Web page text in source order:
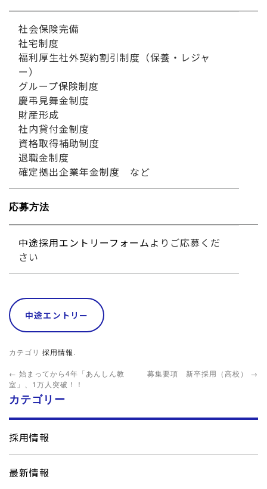
社会保険完備
社宅制度
福利厚生社外契約割引制度（保養・レジャ
ー）
グループ保険制度
慶弔見舞金制度
財産形成
社内貸付金制度
資格取得補助制度
退職金制度
確定拠出企業年金制度 など
応募方法
中途採用エントリーフォームよりご応募くだ
さい
中途エントリー
カテゴリ 採用情報.
← 始まってから4年「あんしん教
室」、1万人突破！！
募集要項 新卒採用（高校） →
カテゴリー
採用情報
最新情報